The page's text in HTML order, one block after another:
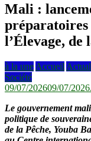
Mali :
préparatoires
l’Élevage, de
à la une Accueil
Société
09/07/202609/07/2026
Le gouvernement
politique de
de la Pêche, Youba